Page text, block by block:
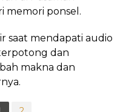
memori ponsel.
saat mendapati audio
dan
makna dan